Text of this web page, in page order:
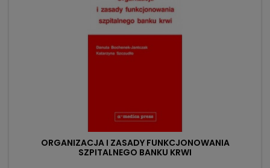
ORGANIZACJA I ZASADY FUNKCJONOWANIA
SZPITALNEGO BANKU KRWI